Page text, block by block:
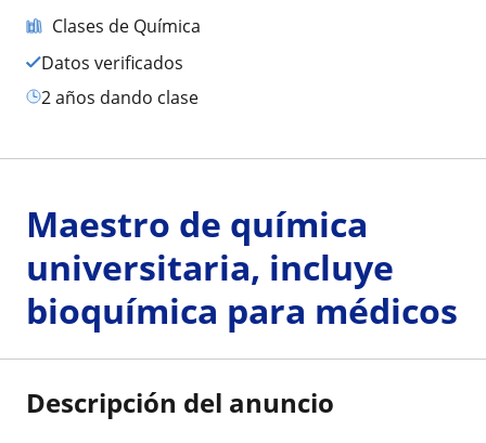
Clases de Química
Datos verificados
2 años dando clase
Maestro de química
universitaria, incluye
bioquímica para médicos
Descripción del anuncio